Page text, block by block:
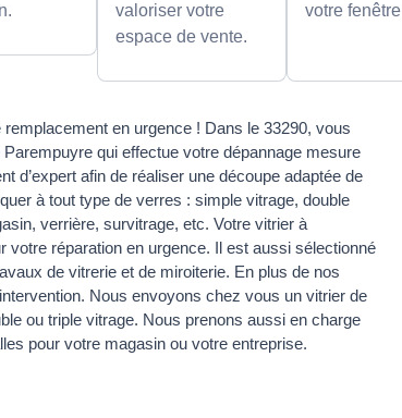
valoriser votre
espace de vente.
votre fenêtre
en urgence ! Dans le 33290, vous
qui effectue votre dépannage mesure
d’expert afin de réaliser une découpe adaptée de
à tout type de verres : simple vitrage, double
verrière, survitrage, etc. Votre vitrier à
réparation en urgence. Il est aussi sélectionné
de vitrerie et de miroiterie. En plus de nos
Nous envoyons chez vous un vitrier de
ou triple vitrage. Nous prenons aussi en charge
pour votre magasin ou votre entreprise.